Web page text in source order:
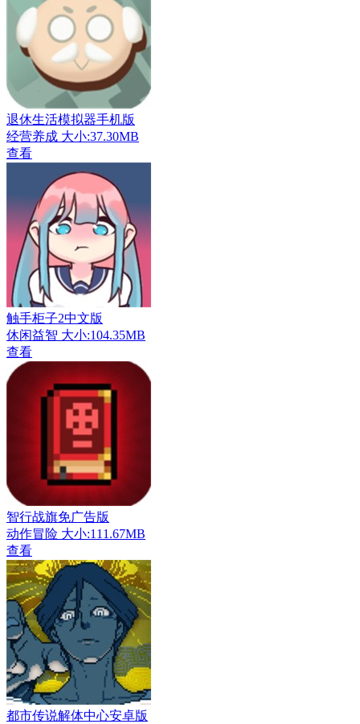
退休生活模拟器手机版
经营养成 大小:37.30MB
查看
触手柜子2中文版
休闲益智 大小:104.35MB
查看
智行战旗免广告版
动作冒险 大小:111.67MB
查看
都市传说解体中心安卓版